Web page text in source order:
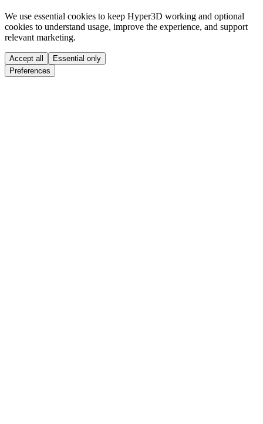
We use essential cookies to keep Hyper3D working and optional
cookies to understand usage, improve the experience, and support
relevant marketing.
Accept all
Essential only
Preferences